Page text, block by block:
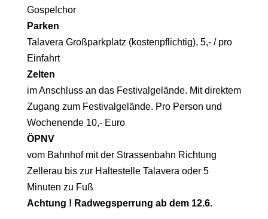
Gospelchor
Parken
Talavera Großparkplatz (kostenpflichtig), 5,- / pro
Einfahrt
Zelten
im Anschluss an das Festivalgelände. Mit direktem
Zugang zum Festivalgelände. Pro Person und
Wochenende 10,- Euro
ÖPNV
vom Bahnhof mit der Strassenbahn Richtung
Zellerau bis zur Haltestelle Talavera oder 5
Minuten zu Fuß
Achtung ! Radwegsperrung ab dem 12.6.